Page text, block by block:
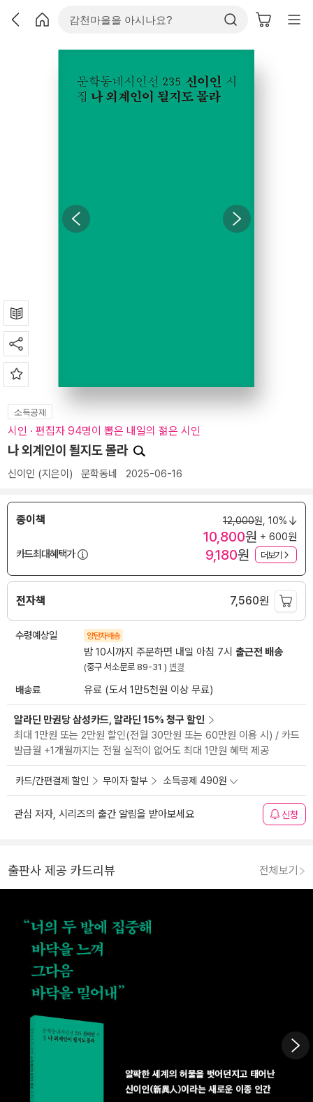
소득공제
시인 · 편집자 94명이 뽑은 내일의 젊은 시인
나 외계인이 될지도 몰라
신이인 (지은이) 문학동네 2025-06-16
종이책 12,000원, 10%
10,800원 + 600원
카드최대혜택가
9,180원 더보기
전자책 7,560원
수령예상일 양탄자배송
밤 10시까지 주문하면 내일 아침 7시 출근전 배송
(중구 서소문로 89-31 ) 변경
배송료 유료 (도서 1만5천원 이상 무료)
알라딘 만권당 삼성카드, 알라딘 15% 청구 할인
최대 1만원 또는 2만원 할인(전월 30만원 또는 60만원 이용 시) / 카드
발급월 +1개월까지는 전월 실적이 없어도 최대 1만원 혜택 제공
카드/간편결제 할인 무이자 할부 소득공제 490원
관심 저자, 시리즈의 출간 알림을 받아보세요 신청
출판사 제공 카드리뷰 전체보기